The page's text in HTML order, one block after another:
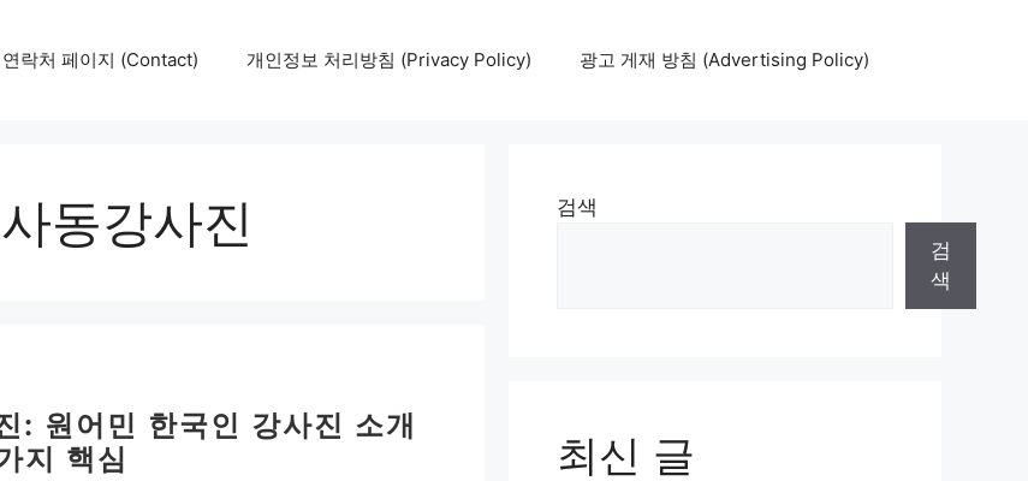
연락처 페이지 (Contact) 개인정보 처리방침 (Privacy Policy) 광고 게재 방침 (Advertising Policy)
동강사진
: 원어민 한국인 강사진 소개
지 핵심
검색
검
색
최신 글